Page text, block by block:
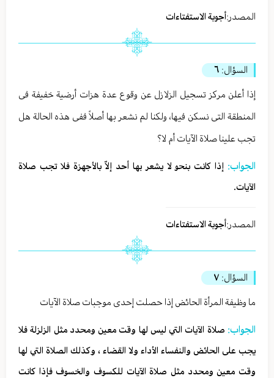
المصدر:أجوبة الاستفتاءات
السؤال: ٦
إذا أعلن مرکز تسجیل الزلازل عن وقوع عدة هزات أرضیة خفیفة فی
المنطقة التی نسکن فیها، ولکنا لم نشعر بها أصلاً ففی هذه الحالة هل
تجب علینا صلاة الآیات أم لا؟
الجواب: إذا کانت بنحو لا یشعر بها أحد إلاّ بالأجهزة فلا تجب صلاة
الآیات.
المصدر:أجوبة الاستفتاءات
السؤال: ٧
ما وظيفة المرأة الحائض إذا حصلت إحدى موجبات صلاة الآيات
الجواب: صلاة الآيات التي ليس لها وقت معين ومحدد مثل الزلزلة فلا
يجب على الحائض والنفساء الأداء ولا القضاء ، وكذلك الصلاة التي لها
وقت معين ومحدد مثل صلاة الآيات للكسوف والخسوف فإذا كانت